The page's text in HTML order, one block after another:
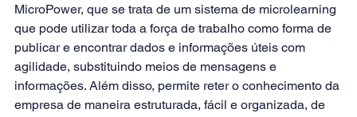
MicroPower, que se trata de um sistema de microlearning
que pode utilizar toda a força de trabalho como forma de
publicar e encontrar dados e informações úteis com
agilidade, substituindo meios de mensagens e
informações. Além disso, permite reter o conhecimento da
empresa de maneira estruturada, fácil e organizada, de